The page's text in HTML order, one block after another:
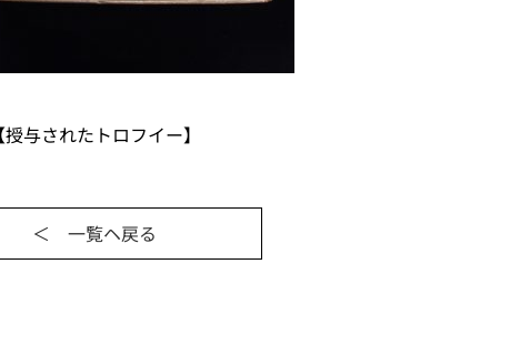
【授与されたトロフイー】
＜ 一覧ヘ戻る